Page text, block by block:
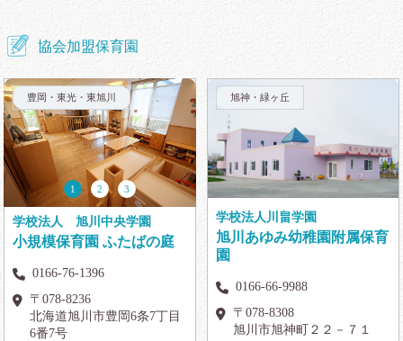
協会加盟保育園
豊岡・東光・東旭川
1 2 3
学校法人 旭川中央学園
小規模保育園 ふたばの庭
0166-76-1396
〒078-8236
北海道旭川市豊岡6条7丁目
6番7号
旭神・緑ヶ丘
学校法人川畠学園
旭川あゆみ幼稚園附属保育
園
0166-66-9988
〒078-8308
旭川市旭神町２２－７１